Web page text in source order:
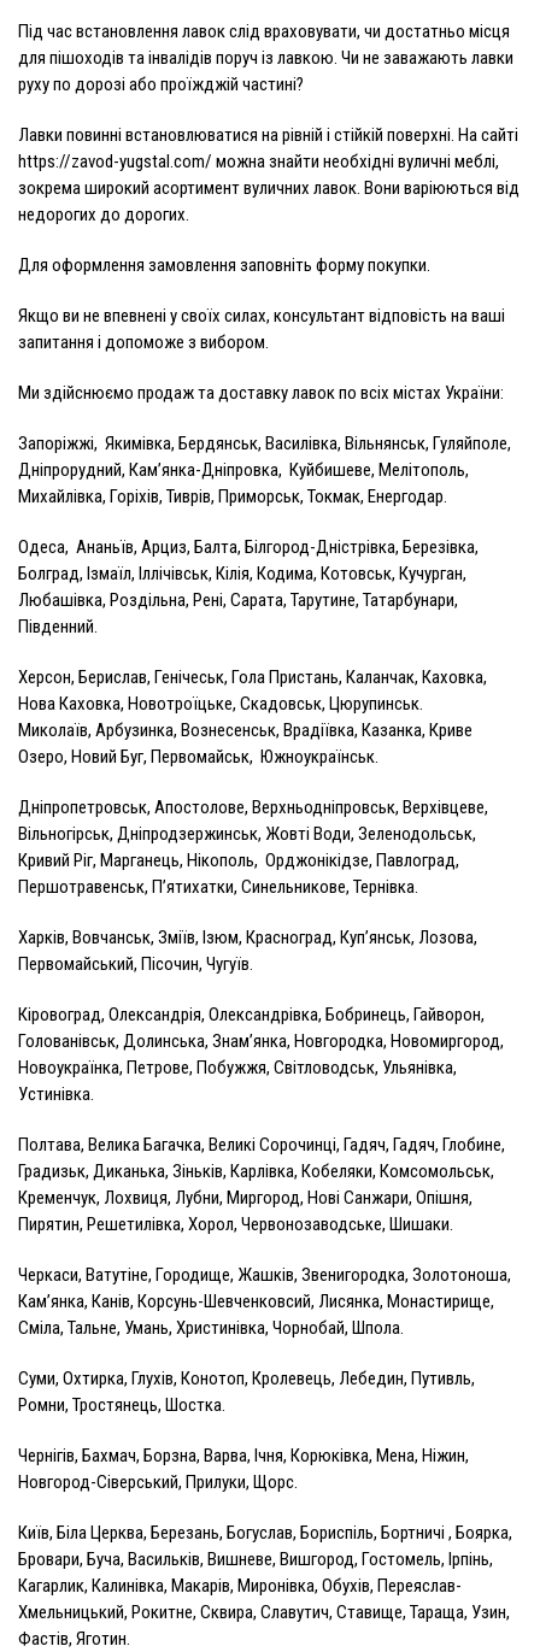
Під час встановлення лавок слід враховувати, чи достатньо місця
для пішоходів та інвалідів поруч із лавкою. Чи не заважають лавки
руху по дорозі або проїжджій частині?
Лавки повинні встановлюватися на рівній і стійкій поверхні. На сайті
https://zavod-yugstal.com/ можна знайти необхідні вуличні меблі,
зокрема широкий асортимент вуличних лавок. Вони варіюються від
недорогих до дорогих.
Для оформлення замовлення заповніть форму покупки.
Якщо ви не впевнені у своїх силах, консультант відповість на ваші
запитання і допоможе з вибором.
Ми здійснюємо продаж та доставку лавок по всіх містах України:
Запоріжжі, Якимівка, Бердянськ, Василівка, Вільнянськ, Гуляйполе,
Дніпрорудний, Кам’янка-Дніпровка, Куйбишеве, Мелітополь,
Михайлівка, Горіхів, Тиврів, Приморськ, Токмак, Енергодар.
Одеса, Ананьїв, Арциз, Балта, Білгород-Дністрівка, Березівка,
Болград, Ізмаїл, Іллічівськ, Кілія, Кодима, Котовськ, Кучурган,
Любашівка, Роздільна, Рені, Сарата, Тарутине, Татарбунари,
Південний.
Херсон, Берислав, Генічеськ, Гола Пристань, Каланчак, Каховка,
Нова Каховка, Новотроїцьке, Скадовськ, Цюрупинськ.
Миколаїв, Арбузинка, Вознесенськ, Врадіївка, Казанка, Криве
Озеро, Новий Буг, Первомайськ, Южноукраїнськ.
Дніпропетровськ, Апостолове, Верхньодніпровськ, Верхівцеве,
Вільногірськ, Дніпродзержинськ, Жовті Води, Зеленодольськ,
Кривий Ріг, Марганець, Нікополь, Орджонікідзе, Павлоград,
Першотравенськ, П’ятихатки, Синельникове, Тернівка.
Харків, Вовчанськ, Зміїв, Ізюм, Красноград, Куп’янськ, Лозова,
Первомайський, Пісочин, Чугуїв.
Кіровоград, Олександрія, Олександрівка, Бобринець, Гайворон,
Голованівськ, Долинська, Знам’янка, Новгородка, Новомиргород,
Новоукраїнка, Петрове, Побужжя, Світловодськ, Ульянівка,
Устинівка.
Полтава, Велика Багачка, Великі Сорочинці, Гадяч, Гадяч, Глобине,
Градизьк, Диканька, Зіньків, Карлівка, Кобеляки, Комсомольськ,
Кременчук, Лохвиця, Лубни, Миргород, Нові Санжари, Опішня,
Пирятин, Решетилівка, Хорол, Червонозаводське, Шишаки.
Черкаси, Ватутіне, Городище, Жашків, Звенигородка, Золотоноша,
Кам’янка, Канів, Корсунь-Шевченковсий, Лисянка, Монастирище,
Сміла, Тальне, Умань, Христинівка, Чорнобай, Шпола.
Суми, Охтирка, Глухів, Конотоп, Кролевець, Лебедин, Путивль,
Ромни, Тростянець, Шостка.
Чернігів, Бахмач, Борзна, Варва, Ічня, Корюківка, Мена, Ніжин,
Новгород-Сіверський, Прилуки, Щорс.
Київ, Біла Церква, Березань, Богуслав, Бориспіль, Бортничі , Боярка,
Бровари, Буча, Васильків, Вишневе, Вишгород, Гостомель, Ірпінь,
Кагарлик, Калинівка, Макарів, Миронівка, Обухів, Переяслав-
Хмельницький, Рокитне, Сквира, Славутич, Ставище, Тараща, Узин,
Фастів, Яготин.